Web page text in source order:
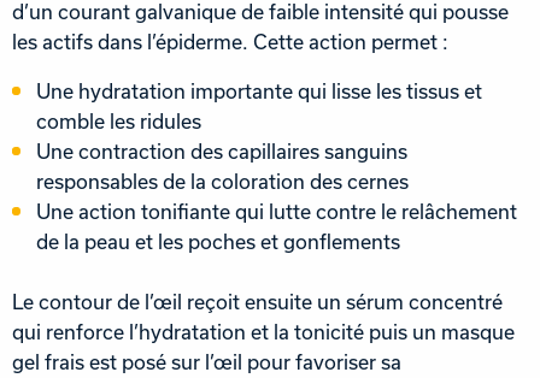
d’un courant galvanique de faible intensité qui pousse
les actifs dans l’épiderme. Cette action permet :
Une hydratation importante qui lisse les tissus et
comble les ridules
Une contraction des capillaires sanguins
responsables de la coloration des cernes
Une action tonifiante qui lutte contre le relâchement
de la peau et les poches et gonflements
Le contour de l’œil reçoit ensuite un sérum concentré
qui renforce l’hydratation et la tonicité puis un masque
gel frais est posé sur l’œil pour favoriser sa